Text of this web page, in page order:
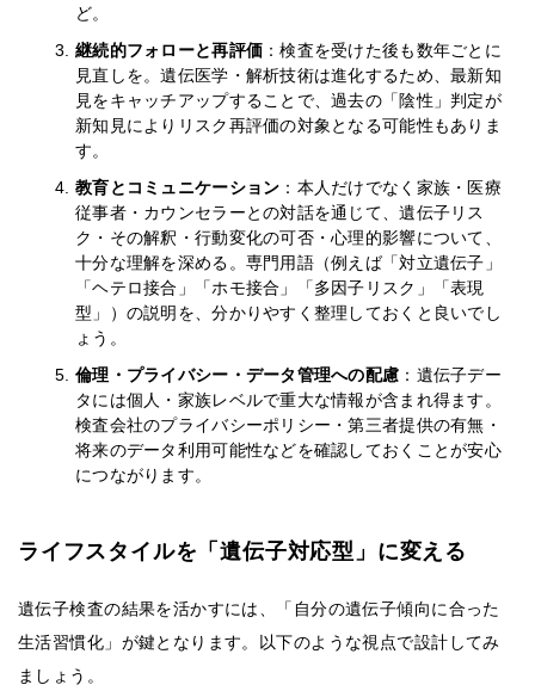
ど。
継続的フォローと再評価 ：検査を受けた後も数年ごとに
見直しを。遺伝医学・解析技術は進化するため、最新知
見をキャッチアップすることで、過去の「陰性」判定が
新知見によりリスク再評価の対象となる可能性もありま
す。
教育とコミュニケーション ：本人だけでなく家族・医療
従事者・カウンセラーとの対話を通じて、遺伝子リス
ク・その解釈・行動変化の可否・心理的影響について、
十分な理解を深める。専門用語（例えば「対立遺伝子」
「ヘテロ接合」「ホモ接合」「多因子リスク」「表現
型」）の説明を、分かりやすく整理しておくと良いでし
ょう。
倫理・プライバシー・データ管理への配慮 ：遺伝子デー
タには個人・家族レベルで重大な情報が含まれ得ます。
検査会社のプライバシーポリシー・第三者提供の有無・
将来のデータ利用可能性などを確認しておくことが安心
につながります。
ライフスタイルを「遺伝子対応型」に変える
遺伝子検査の結果を活かすには、「自分の遺伝子傾向に合った
生活習慣化」が鍵となります。以下のような視点で設計してみ
ましょう。